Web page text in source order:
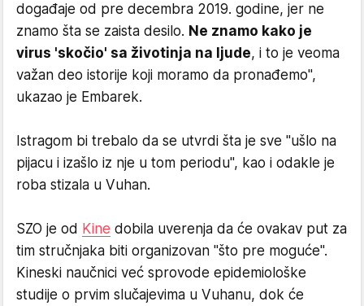
događaje od pre decembra 2019. godine, jer ne
znamo šta se zaista desilo. Ne znamo kako je
virus 'skočio' sa životinja na ljude, i to je veoma
važan deo istorije koji moramo da pronađemo",
ukazao je Embarek.
Istragom bi trebalo da se utvrdi šta je sve "ušlo na
pijacu i izašlo iz nje u tom periodu", kao i odakle je
roba stizala u Vuhan.
SZO je od Kine dobila uverenja da će ovakav put za
tim stručnjaka biti organizovan "što pre moguće".
Kineski naučnici već sprovode epidemiološke
studije o prvim slučajevima u Vuhanu, dok će